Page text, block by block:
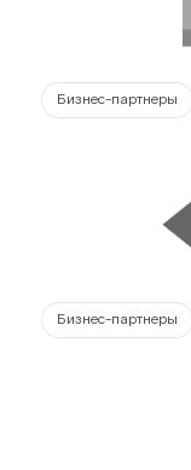
Бизнес-партнеры
Бизнес-партнеры